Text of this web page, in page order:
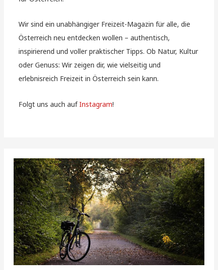
Wir sind ein unabhängiger Freizeit-Magazin für alle, die
Österreich neu entdecken wollen – authentisch,
inspirierend und voller praktischer Tipps. Ob Natur, Kultur
oder Genuss: Wir zeigen dir, wie vielseitig und
erlebnisreich Freizeit in Österreich sein kann.
Folgt uns auch aufInstagram!